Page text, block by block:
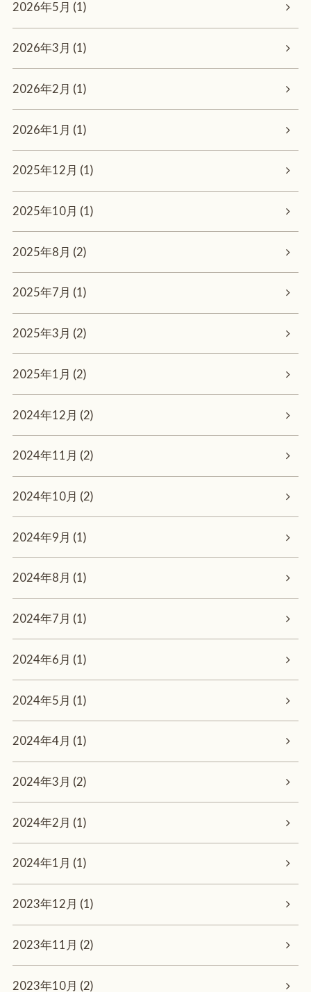
2026年5月 (1)
2026年3月 (1)
2026年2月 (1)
2026年1月 (1)
2025年12月 (1)
2025年10月 (1)
2025年8月 (2)
2025年7月 (1)
2025年3月 (2)
2025年1月 (2)
2024年12月 (2)
2024年11月 (2)
2024年10月 (2)
2024年9月 (1)
2024年8月 (1)
2024年7月 (1)
2024年6月 (1)
2024年5月 (1)
2024年4月 (1)
2024年3月 (2)
2024年2月 (1)
2024年1月 (1)
2023年12月 (1)
2023年11月 (2)
2023年10月 (2)